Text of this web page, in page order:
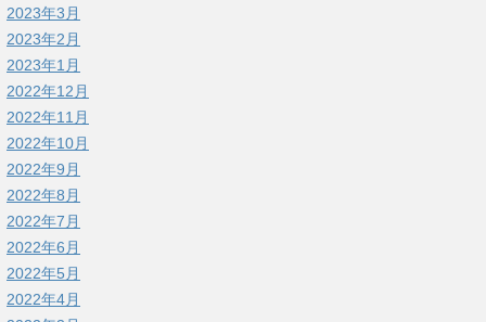
2023年3月
2023年2月
2023年1月
2022年12月
2022年11月
2022年10月
2022年9月
2022年8月
2022年7月
2022年6月
2022年5月
2022年4月